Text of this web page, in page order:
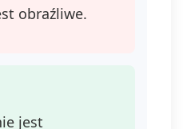
obraźliwe.
jest